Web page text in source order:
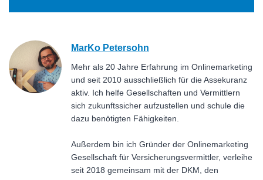
MarKo Petersohn
Mehr als 20 Jahre Erfahrung im Onlinemarketing
und seit 2010 ausschließlich für die Assekuranz
aktiv. Ich helfe Gesellschaften und Vermittlern
sich zukunftssicher aufzustellen und schule die
dazu benötigten Fähigkeiten.
Außerdem bin ich Gründer der Onlinemarketing
Gesellschaft für Versicherungsvermittler, verleihe
seit 2018 gemeinsam mit der DKM, den